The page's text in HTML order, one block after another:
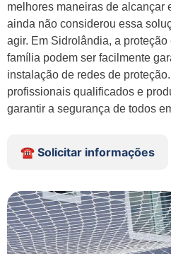
melhores maneiras de alcançar
ainda não considerou essa
agir. Em Sidrolândia, a proteção
família podem ser facilmente
instalação de redes de
profissionais qualificados e
garantir a segurança de todos
☎️ Solicitar informações